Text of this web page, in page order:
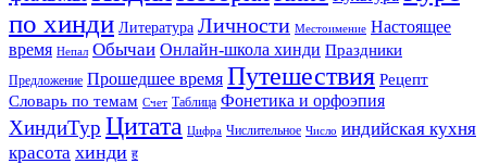
по хинди Литература Личности Местоимение Настоящее
время Непал Обычаи Онлайн-школа хинди Праздники
Предложение Прошедшее время Путешествия Рецепт
Словарь по темам Счет Таблица Фонетика и орфоэпия
ХиндиТур Цитата Цифра Числительное Число индийская кухня
красота хинди ह